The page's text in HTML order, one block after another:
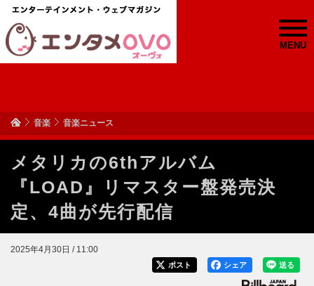
MENU
音楽 音楽ニュース
メタリカの6thアルバム
『LOAD』リマスター盤発売決
定、4曲が先行配信
2025年4月30日 / 11:00
送る
シェア
ポスト